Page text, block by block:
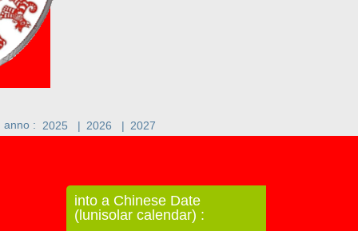
anno : 2025 | 2026 | 2027
into a Chinese Date
(lunisolar calendar) :